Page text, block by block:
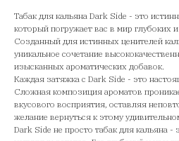
Табак для кальяна Dark Side - это
который погружает вас в мир глубоких
Созданный для истинных ценителей
уникальное сочетание
изысканных ароматических добавок.
Каждая затяжка с Dark Side - это
Сложная композиция ароматов
вкусового восприятия, оставляя
желание вернуться к этому
Dark Side не просто табак для кальяна -